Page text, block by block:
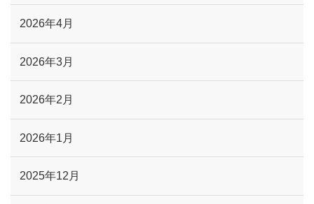
2026年4月
2026年3月
2026年2月
2026年1月
2025年12月